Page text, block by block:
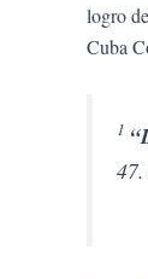
logro
Cuba
1